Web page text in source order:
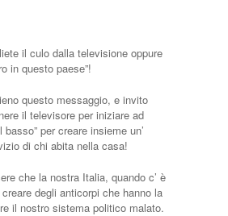
il culo dalla televisione oppure
in questo paese”!
questo messaggio, e invito
il televisore per iniziare ad
basso” per creare insieme un’
di chi abita nella casa!
che la nostra Italia, quando c’ è
degli anticorpi che hanno la
il nostro sistema politico malato.